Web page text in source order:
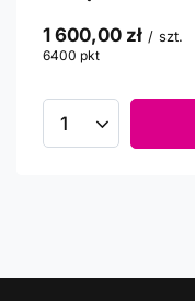
1 600,00 zł / szt.
6400 pkt